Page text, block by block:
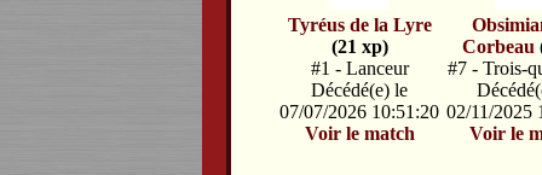
Tyréus de la Lyre
(21 xp)
#1 - Lanceur
Décédé(e) le
07/07/2026 10:51:20
Voir le match
Corbeau
#7 - Trois-
02/11/2025
Voir le